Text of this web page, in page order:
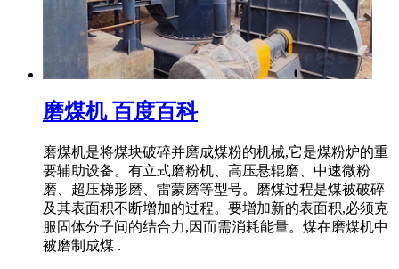
磨煤机 百度百科
磨煤机是将煤块破碎并磨成煤粉的机械,它是煤粉炉的重
要辅助设备。有立式磨粉机、高压悬辊磨、中速微粉
磨、超压梯形磨、雷蒙磨等型号。磨煤过程是煤被破碎
及其表面积不断增加的过程。要增加新的表面积,必须克
服固体分子间的结合力,因而需消耗能量。煤在磨煤机中
被磨制成煤 .